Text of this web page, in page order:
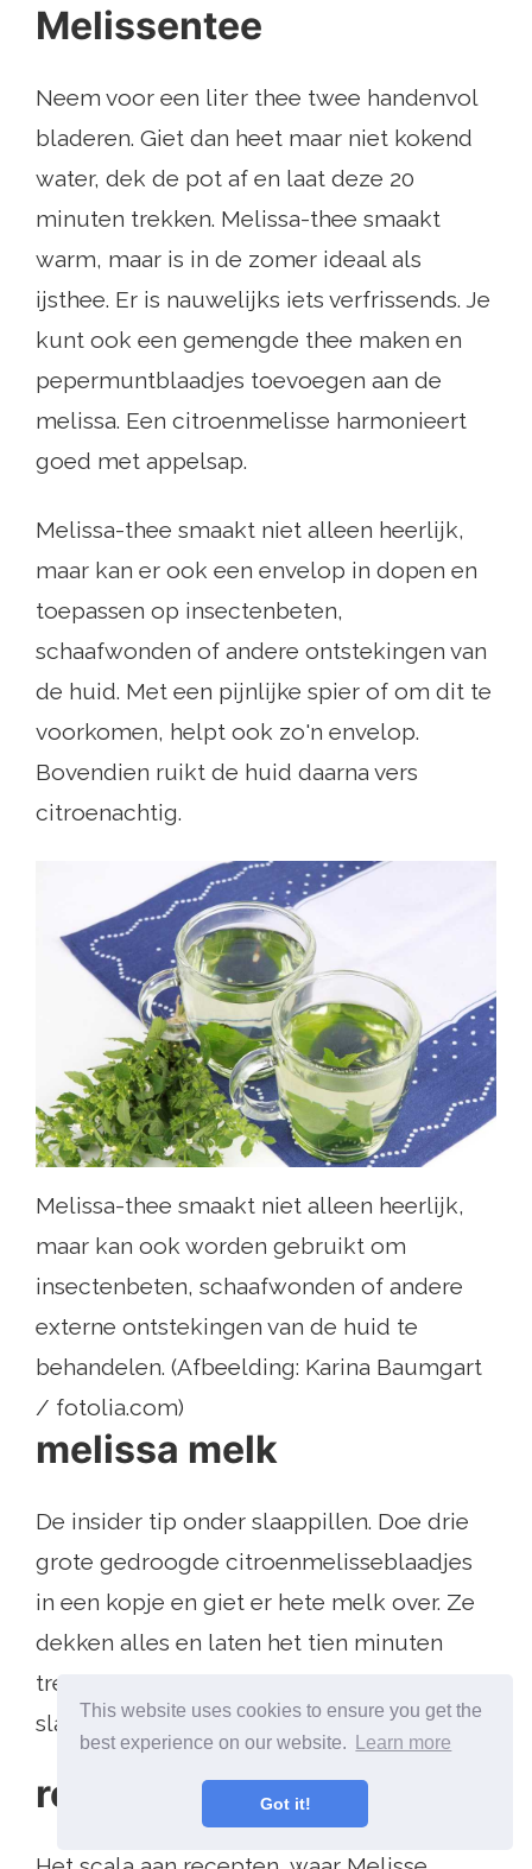
This website uses cookies to ensure you get the
best experience on our website.
Learn more
Got it!
Melissentee
Neem voor een liter thee twee handenvol
bladeren. Giet dan heet maar niet kokend
water, dek de pot af en laat deze 20
minuten trekken. Melissa-thee smaakt
warm, maar is in de zomer ideaal als
ijsthee. Er is nauwelijks iets verfrissends. Je
kunt ook een gemengde thee maken en
pepermuntblaadjes toevoegen aan de
melissa. Een citroenmelisse harmonieert
goed met appelsap.
Melissa-thee smaakt niet alleen heerlijk,
maar kan er ook een envelop in dopen en
toepassen op insectenbeten,
schaafwonden of andere ontstekingen van
de huid. Met een pijnlijke spier of om dit te
voorkomen, helpt ook zo'n envelop.
Bovendien ruikt de huid daarna vers
citroenachtig.
Melissa-thee smaakt niet alleen heerlijk,
maar kan ook worden gebruikt om
insectenbeten, schaafwonden of andere
externe ontstekingen van de huid te
behandelen. (Afbeelding: Karina Baumgart
/ fotolia.com)
melissa melk
De insider tip onder slaappillen. Doe drie
grote gedroogde citroenmelisseblaadjes
in een kopje en giet er hete melk over. Ze
dekken alles en laten het tien minuten
trekken. Drink de warme melk voordat je in
slaap valt.
recepten